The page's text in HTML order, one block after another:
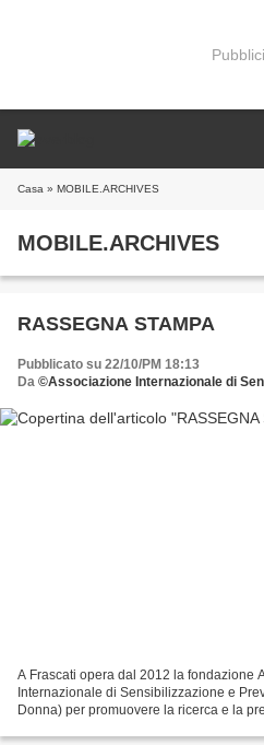
Casa » MOBILE.ARCHIVES
MOBILE.ARCHIVES
RASSEGNA STAMPA
Pubblicato su 22/10/PM 18:13
Da ©Associazione Internazionale di Sensibilizzazione e Prevenzione delle Patologie della Donna donate all'AISPPD
A Frascati opera dal 2012 la fondazione
Internazionale di Sensibilizzazione e
Donna) per promuovere la ricerca e la